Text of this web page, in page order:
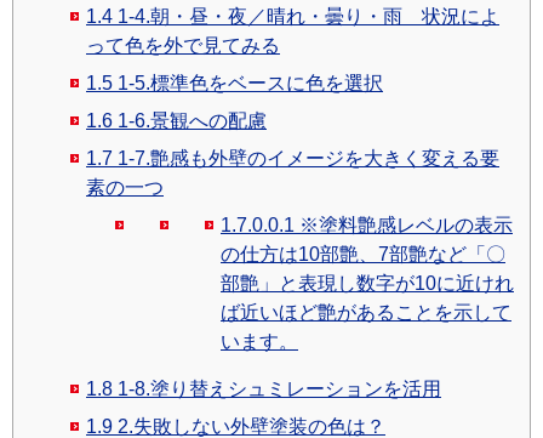
1.4 1-4.朝・昼・夜／晴れ・曇り・雨 状況によ
って色を外で見てみる
1.5 1-5.標準色をベースに色を選択
1.6 1-6.景観への配慮
1.7 1-7.艶感も外壁のイメージを大きく変える要
素の一つ
1.7.0.0.1 ※塗料艶感レベルの表示
の仕方は10部艶、7部艶など「〇
部艶」と表現し数字が10に近けれ
ば近いほど艶があることを示して
います。
1.8 1-8.塗り替えシュミレーションを活用
1.9 2.失敗しない外壁塗装の色は？